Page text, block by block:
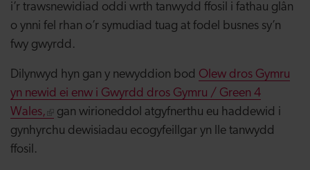
i’r trawsnewidiad oddi wrth tanwydd ffosil i fathau glân
o ynni fel rhan o’r symudiad tuag at fodel busnes sy’n
fwy gwyrdd.
Dilynwyd hyn gan y newyddion bod Olew dros Gymru
yn newid ei enw i Gwyrdd dros Gymru / Green 4
Wales,
gan wirioneddol atgyfnerthu eu haddewid i
gynhyrchu dewisiadau ecogyfeillgar yn lle tanwydd
ffosil.